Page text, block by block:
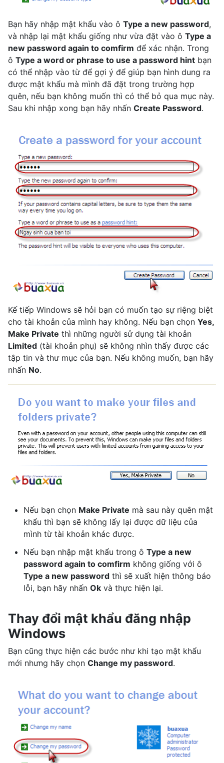
Bạn hãy nhập mật khẩu vào ô Type a new password,
và nhập lại mật khẩu giống như vừa đặt vào ô Type a
new password again to comfirm để xác nhận. Trong
ô Type a word or phrase to use a password hint bạn
có thể nhập vào từ để gợi ý để giúp bạn hình dung ra
được mật khẩu mà mình đã đặt trong trường hợp
quên, nếu bạn không muốn thì có thể bỏ qua mục này.
Sau khi nhập xong bạn hãy nhấn Create Password.
Kế tiếp Windows sẽ hỏi bạn có muốn tạo sự riệng biệt
cho tài khoản của mình hay không. Nếu bạn chọn Yes,
Make Private thì những người sử dụng tài khoản
Limited (tài khoản phụ) sẽ không nhìn thấy được các
tập tin và thư mục của bạn. Nếu không muốn, bạn hãy
nhấn No.
Nếu bạn chọn Make Private mà sau này quên mật
khẩu thì bạn sẽ không lấy lại được dữ liệu của
mình từ tài khoản khác được.
Nếu bạn nhập mật khẩu trong ô Type a new
password again to comfirm không giống với ô
Type a new password thì sẽ xuất hiện thông báo
lỗi, bạn hãy nhấn Ok và thực hiện lại.
Thay đổi mật khẩu đăng nhập
Windows
Bạn cũng thực hiện các bước như khi tạo mật khẩu
mới nhưng hãy chọn Change my password.